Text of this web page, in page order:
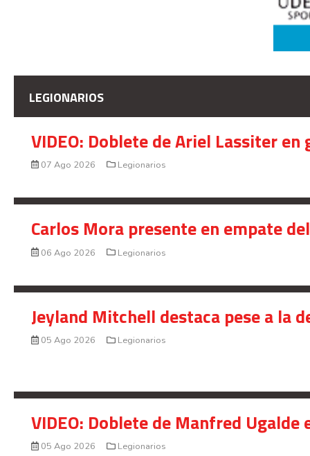
LEGIONARIOS
VIDEO: Doblete de Ariel Lassiter
07 Ago 2026 Legionarios
Carlos Mora presente en empate
06 Ago 2026 Legionarios
Jeyland Mitchell destaca pese a la
05 Ago 2026 Legionarios
VIDEO: Doblete de Manfred
05 Ago 2026 Legionarios